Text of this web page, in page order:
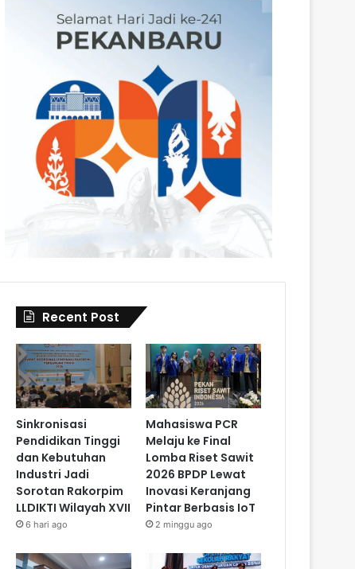
Recent Post
Sinkronisasi
Pendidikan Tinggi
dan Kebutuhan
Industri Jadi
Sorotan Rakorpim
LLDIKTI Wilayah XVII
6 hari ago
Mahasiswa PCR
Melaju ke Final
Lomba Riset Sawit
2026 BPDP Lewat
Inovasi Keranjang
Pintar Berbasis IoT
2 minggu ago